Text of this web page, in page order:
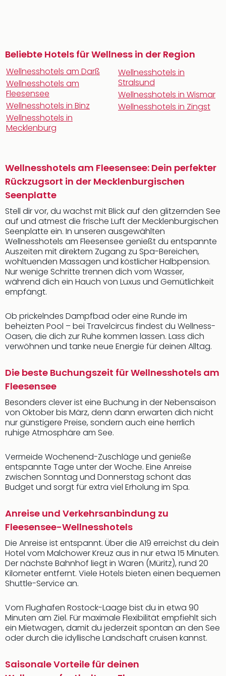
Beliebte Hotels für Wellness in der Region
Wellnesshotels am Darß
Wellnesshotels am
Fleesensee
Wellnesshotels in Binz
Wellnesshotels in
Mecklenburg
Wellnesshotels in
Stralsund
Wellnesshotels in Wismar
Wellnesshotels in Zingst
Wellnesshotels am Fleesensee: Dein perfekter
Rückzugsort in der Mecklenburgischen
Seenplatte
Stell dir vor, du wachst mit Blick auf den glitzernden See
auf und atmest die frische Luft der Mecklenburgischen
Seenplatte ein. In unseren ausgewählten
Wellnesshotels am Fleesensee genießt du entspannte
Auszeiten mit direktem Zugang zu Spa-Bereichen,
wohltuenden Massagen und köstlicher Halbpension.
Nur wenige Schritte trennen dich vom Wasser,
während dich ein Hauch von Luxus und Gemütlichkeit
empfängt.
Ob prickelndes Dampfbad oder eine Runde im
beheizten Pool – bei Travelcircus findest du Wellness-
Oasen, die dich zur Ruhe kommen lassen. Lass dich
verwöhnen und tanke neue Energie für deinen Alltag.
Die beste Buchungszeit für Wellnesshotels am
Fleesensee
Besonders clever ist eine Buchung in der Nebensaison
von Oktober bis März, denn dann erwarten dich nicht
nur günstigere Preise, sondern auch eine herrlich
ruhige Atmosphäre am See.
Vermeide Wochenend-Zuschläge und genieße
entspannte Tage unter der Woche. Eine Anreise
zwischen Sonntag und Donnerstag schont das
Budget und sorgt für extra viel Erholung im Spa.
Anreise und Verkehrsanbindung zu
Fleesensee-Wellnesshotels
Die Anreise ist entspannt. Über die A19 erreichst du dein
Hotel vom Malchower Kreuz aus in nur etwa 15 Minuten.
Der nächste Bahnhof liegt in Waren (Müritz), rund 20
Kilometer entfernt. Viele Hotels bieten einen bequemen
Shuttle-Service an.
Vom Flughafen Rostock-Laage bist du in etwa 90
Minuten am Ziel. Für maximale Flexibilität empfiehlt sich
ein Mietwagen, damit du jederzeit spontan an den See
oder durch die idyllische Landschaft cruisen kannst.
Saisonale Vorteile für deinen